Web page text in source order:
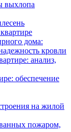
выхлопа
дома:
кровли
анализ,
обеспечение
на жилой
пожаром,